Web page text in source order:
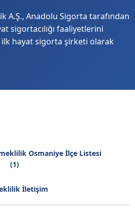
A.Ş., Anadolu Sigorta tarafından
sigortacılığı faaliyetlerini
hayat sigorta şirketi olarak
Osmaniye İlçe Listesi
(1)
İletişim